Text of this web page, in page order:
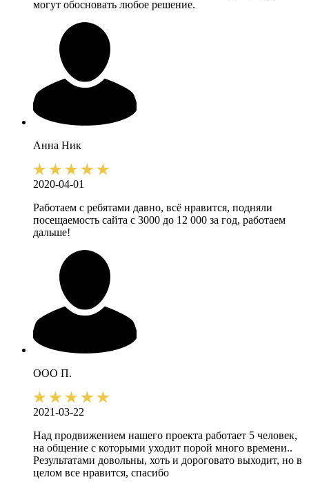
могут обосновать любое решение.
Анна Ник
2020-04-01
Работаем с ребятами давно, всё нравится, подняли
посещаемость сайта с 3000 до 12 000 за год, работаем
дальше!
ООО П.
2021-03-22
Над продвижением нашего проекта работает 5 человек,
на общение с которыми уходит порой много времени..
Результатами довольны, хоть и дороговато выходит, но в
целом все нравится, спасибо